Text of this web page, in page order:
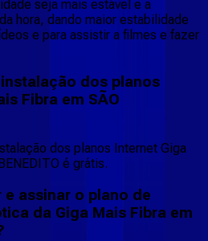
seja mais estável e a
hora, dando maior estabilidade
e para assistir a filmes e fazer
dos planos
Fibra em SÃO
dos planos Internet Giga
é grátis.
assinar o plano de
da Giga Mais Fibra em